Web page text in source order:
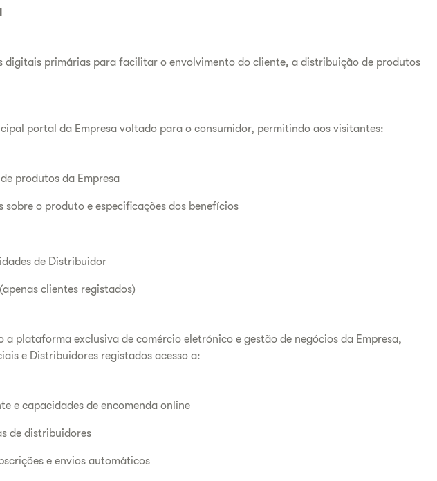
digitais primárias para facilitar o envolvimento do cliente, a distribuição de produtos
portal da Empresa voltado para o consumidor, permitindo aos visitantes:
produtos da Empresa
o produto e especificações dos benefícios
de Distribuidor
clientes registados)
a plataforma exclusiva de comércio eletrónico e gestão de negócios da Empresa,
e Distribuidores registados acesso a:
e capacidades de encomenda online
de distribuidores
e envios automáticos